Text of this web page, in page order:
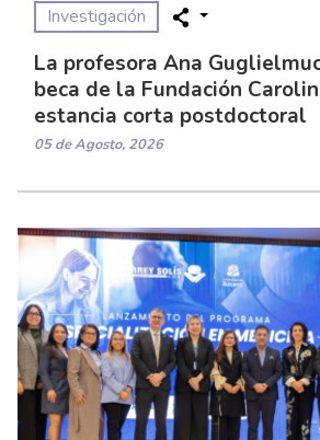
Investigación
La profesora Ana
beca de la Fundación
estancia corta postdoctoral
05 de Agosto, 2026